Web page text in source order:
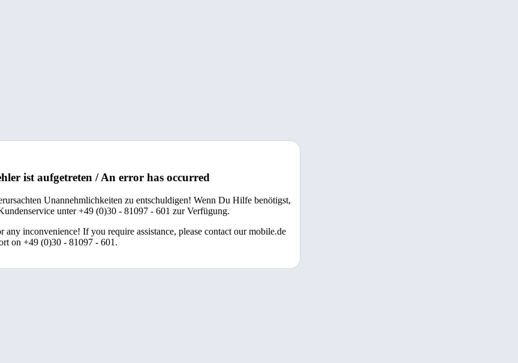
ist aufgetreten / An error has occurred
Unannehmlichkeiten zu entschuldigen! Wenn Du Hilfe benötigst,
unter +49 (0)30 - 81097 - 601 zur Verfügung.
any inconvenience! If you require assistance, please contact our mobile.de
on +49 (0)30 - 81097 - 601.